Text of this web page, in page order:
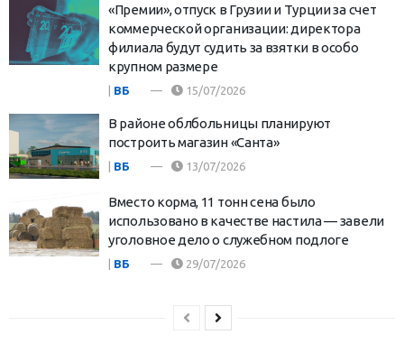
«Премии», отпуск в Грузии и Турции за счет
коммерческой организации: директора
филиала будут судить за взятки в особо
крупном размере
ВБ 15/07/2026
В районе облбольницы планируют
построить магазин «Санта»
ВБ 13/07/2026
Вместо корма, 11 тонн сена было
использовано в качестве настила — завели
уголовное дело о служебном подлоге
| ВБ 29/07/2026